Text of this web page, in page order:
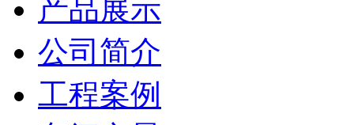
产品展示
公司简介
工程案例